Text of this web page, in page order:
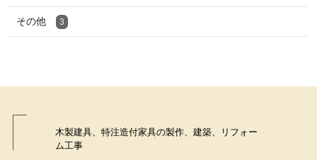
その他 3
木製建具、特注造付家具の製作、建築、リフォー
ム工事